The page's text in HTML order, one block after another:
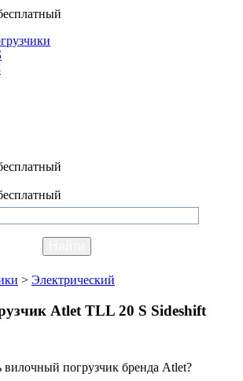
> Электрический
Atlet TLL 20 S Sideshift
вилочный погрузчик бренда Atlet?